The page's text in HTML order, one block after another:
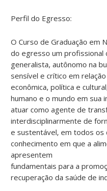
Perfil do Egresso:
O Curso de Graduação em
do egresso um profissional
generalista, autônomo na
sensível e crítico em
econômica, política e
humano e o mundo em sua
atuar como agente de
interdisciplinarmente de
e sustentável, em todos os
conhecimento em que a
apresentem
fundamentais para a
recuperação da saúde de